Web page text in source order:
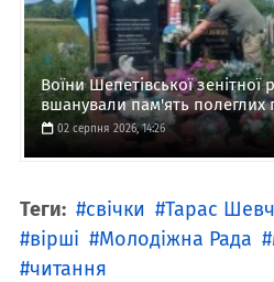
Воїни Шепетівської зенітної
вшанували пам'ять полеглих
02 серпня 2026, 14:26
Теги: свічки Тарас
вірші
Молодіжна Рада
читання